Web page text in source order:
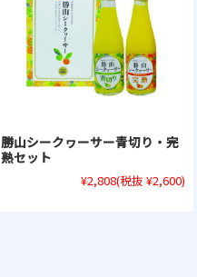
勝山シークヮーサー青切り・完
熟セット
¥2,808(税抜 ¥2,600)